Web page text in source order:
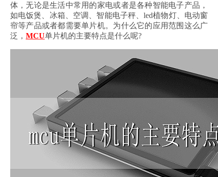
体，无论是生活中常用的家电或者是各种智能电子产品，
如电饭煲、冰箱、空调、智能电子秤、led植物灯、电动窗
帘等产品或者都需要单片机。为什么它的应用范围这么广
泛， MCU单片机的主要特点是什么呢?